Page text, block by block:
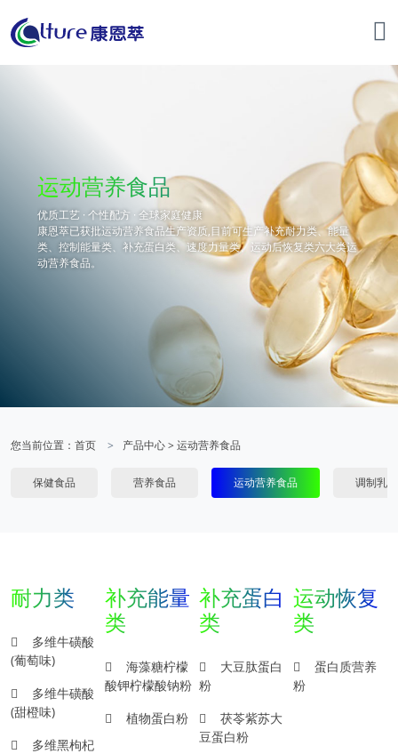
运动营养食品
优质工艺 · 个性配方 · 全球家庭健康
康恩萃已获批运动营养食品生产资质,目前可生产补充耐力类、能量
类、控制能量类、补充蛋白类、速度力量类、运动后恢复类六大类运
动营养食品。
您当前位置： 首页 产品中心> 运动营养食品
保健食品 营养食品 运动营养食品 调制乳粉
耐力类
多维牛磺酸
(葡萄味)
多维牛磺酸
(甜橙味)
多维黑枸杞
补充能量
类
海藻糖柠檬
酸钾柠檬酸钠粉
植物蛋白粉
补充蛋白
类
大豆肽蛋白
粉
茯苓紫苏大
豆蛋白粉
运动恢复
类
蛋白质营养
粉